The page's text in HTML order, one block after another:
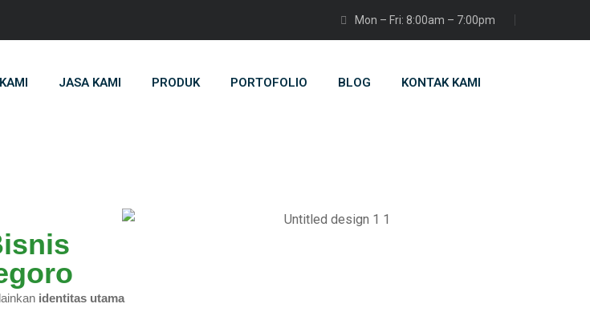
Mon – Fri: 8:00am – 7:00pm
JASA KAMI PRODUK PORTOFOLIO BLOG KONTAK KAMI
identitas utama